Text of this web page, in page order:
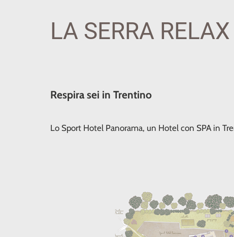
LA SERRA RELAX
Respira sei in Trentino
Lo Sport Hotel Panorama, un Hotel con SPA in